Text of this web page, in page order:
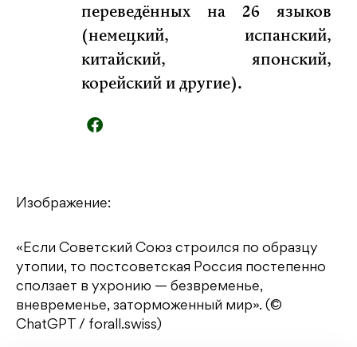
переведённых на 26 языков
(немецкий, испанский,
китайский, японский,
корейский и другие).
Изображение:
«Если Советский Союз строился по образцу
утопии, то постсоветская Россия постепенно
сползает в ухронию — безвременье,
вневременье, заторможенный мир». (©
ChatGPT / forall.swiss)